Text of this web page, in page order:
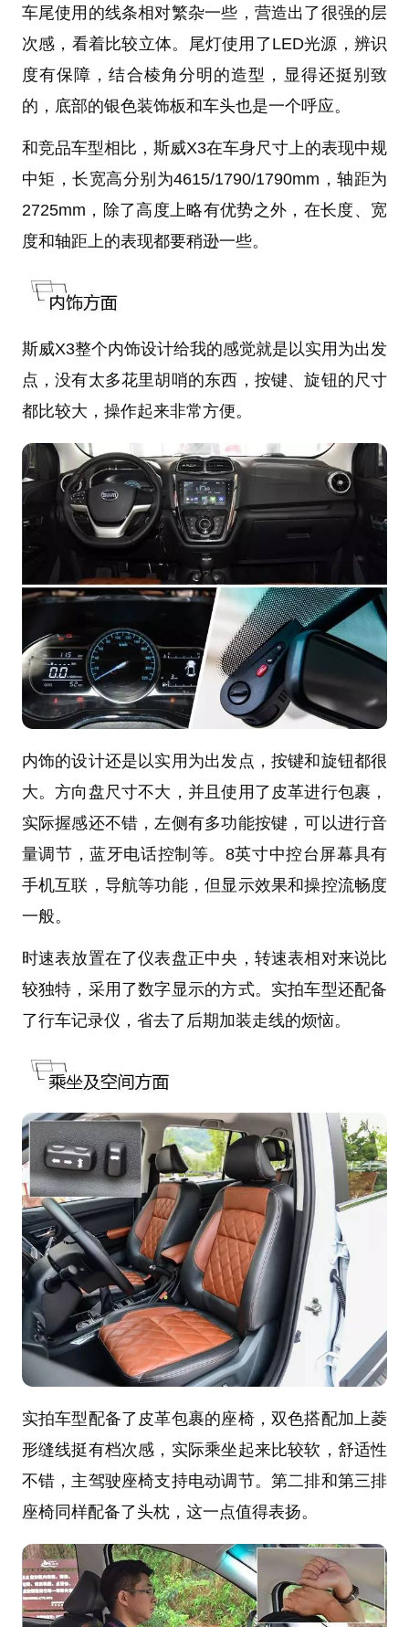
车尾使用的线条相对繁杂一些，营造出了很强的层
次感，看着比较立体。尾灯使用了LED光源，辨识
度有保障，结合棱角分明的造型，显得还挺别致
的，底部的银色装饰板和车头也是一个呼应。
和竞品车型相比，斯威X3在车身尺寸上的表现中规
中矩，长宽高分别为4615/1790/1790mm，轴距为
2725mm，除了高度上略有优势之外，在长度、宽
度和轴距上的表现都要稍逊一些。
斯威X3整个内饰设计给我的感觉就是以实用为出发
点，没有太多花里胡哨的东西，按键、旋钮的尺寸
都比较大，操作起来非常方便。
内饰的设计还是以实用为出发点，按键和旋钮都很
大。方向盘尺寸不大，并且使用了皮革进行包裹，
实际握感还不错，左侧有多功能按键，可以进行音
量调节，蓝牙电话控制等。8英寸中控台屏幕具有
手机互联，导航等功能，但显示效果和操控流畅度
一般。
时速表放置在了仪表盘正中央，转速表相对来说比
较独特，采用了数字显示的方式。实拍车型还配备
了行车记录仪，省去了后期加装走线的烦恼。
实拍车型配备了皮革包裹的座椅，双色搭配加上菱
形缝线挺有档次感，实际乘坐起来比较软，舒适性
不错，主驾驶座椅支持电动调节。第二排和第三排
座椅同样配备了头枕，这一点值得表扬。